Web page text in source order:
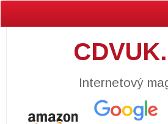
Internetový